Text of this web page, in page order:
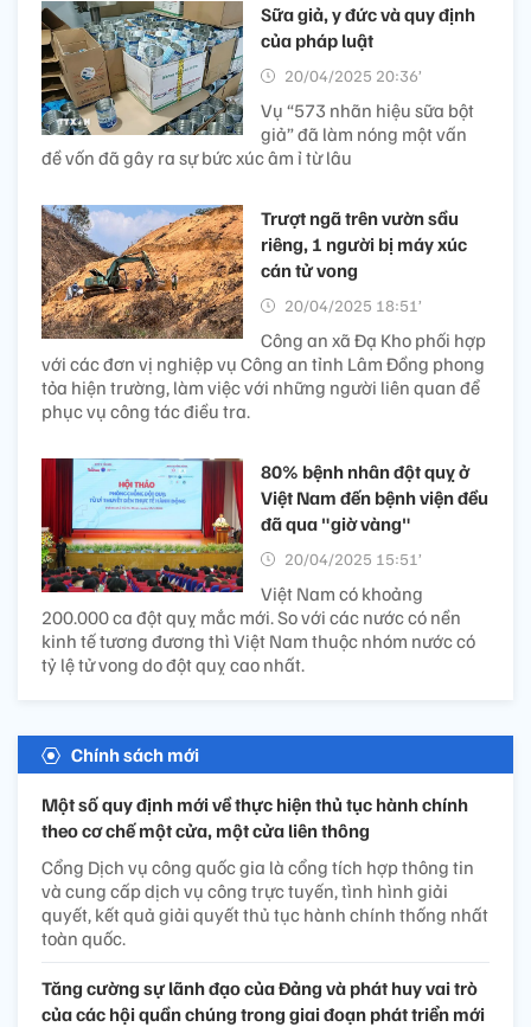
Sữa giả, y đức và quy định
của pháp luật
20/04/2025 20:36’
Vụ “573 nhãn hiệu sữa bột
giả” đã làm nóng một vấn
đề vốn đã gây ra sự bức xúc âm ỉ từ lâu
Trượt ngã trên vườn sầu
riêng, 1 người bị máy xúc
cán tử vong
20/04/2025 18:51’
Công an xã Đạ Kho phối hợp
với các đơn vị nghiệp vụ Công an tỉnh Lâm Đồng phong
tỏa hiện trường, làm việc với những người liên quan để
phục vụ công tác điều tra.
80% bệnh nhân đột quỵ ở
Việt Nam đến bệnh viện đều
đã qua "giờ vàng"
20/04/2025 15:51’
Việt Nam có khoảng
200.000 ca đột quỵ mắc mới. So với các nước có nền
kinh tế tương đương thì Việt Nam thuộc nhóm nước có
tỷ lệ tử vong do đột quỵ cao nhất.
Chính sách mới
Một số quy định mới về thực hiện thủ tục hành chính
theo cơ chế một cửa, một cửa liên thông
Cổng Dịch vụ công quốc gia là cổng tích hợp thông tin
và cung cấp dịch vụ công trực tuyến, tình hình giải
quyết, kết quả giải quyết thủ tục hành chính thống nhất
toàn quốc.
Tăng cường sự lãnh đạo của Đảng và phát huy vai trò
của các hội quần chúng trong giai đoạn phát triển mới